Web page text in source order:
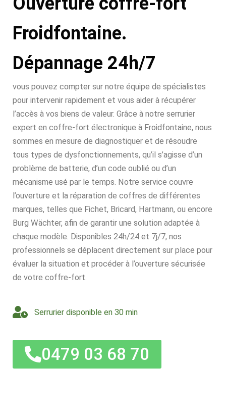
Froidfontaine.
Dépannage 24h/7
vous pouvez compter sur notre équipe de spécialistes
pour intervenir rapidement et vous aider à récupérer
l’accès à vos biens de valeur. Grâce à notre serrurier
expert en coffre-fort électronique à Froidfontaine, nous
sommes en mesure de diagnostiquer et de résoudre
tous types de dysfonctionnements, qu’il s’agisse d’un
problème de batterie, d’un code oublié ou d’un
mécanisme usé par le temps. Notre service couvre
l’ouverture et la réparation de coffres de différentes
marques, telles que Fichet, Bricard, Hartmann, ou encore
Burg Wächter, afin de garantir une solution adaptée à
chaque modèle. Disponibles 24h/24 et 7j/7, nos
professionnels se déplacent directement sur place pour
évaluer la situation et procéder à l’ouverture sécurisée
de votre coffre-fort.
Serrurier disponible en 30 min
0479 03 68 70